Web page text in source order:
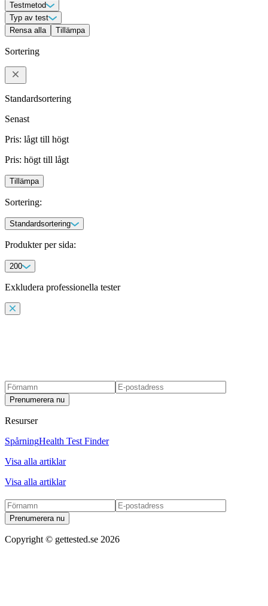
Allergi & intoleranstester
Fertilitetstester
Longevity tester
Mag/tarmtester
Testmetod
Andning
Avföring
Vatten
Typ av test
Labbtest
Professionella tester
Rensa alla Tillämpa
Sortering
Standardsortering
Senast
Pris: lågt till högt
Pris: högt till lågt
Tillämpa
Sortering:
Standardsortering
Produkter per sida:
200
Exkludera professionella tester
Prenumerera nu
Resurser
SpårningHealth Test Finder
Visa alla artiklar
Visa alla artiklar
Prenumerera nu
Copyright © gettested.se 2026